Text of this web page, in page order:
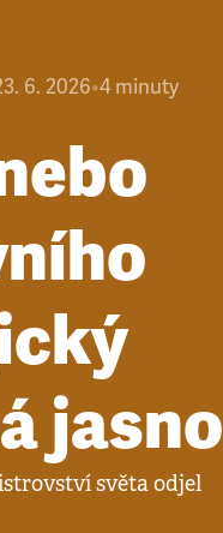
6. 2026•4 minuty
jasno
světa odjel